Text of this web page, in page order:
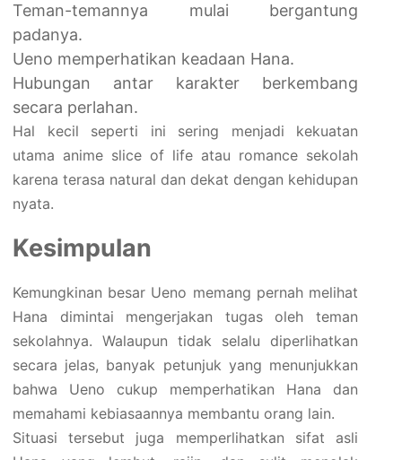
Teman-temannya mulai bergantung
padanya.
Ueno memperhatikan keadaan Hana.
Hubungan antar karakter berkembang
secara perlahan.
Hal kecil seperti ini sering menjadi kekuatan
utama anime slice of life atau romance sekolah
karena terasa natural dan dekat dengan kehidupan
nyata.
Kesimpulan
Kemungkinan besar Ueno memang pernah melihat
Hana dimintai mengerjakan tugas oleh teman
sekolahnya. Walaupun tidak selalu diperlihatkan
secara jelas, banyak petunjuk yang menunjukkan
bahwa Ueno cukup memperhatikan Hana dan
memahami kebiasaannya membantu orang lain.
Situasi tersebut juga memperlihatkan sifat asli